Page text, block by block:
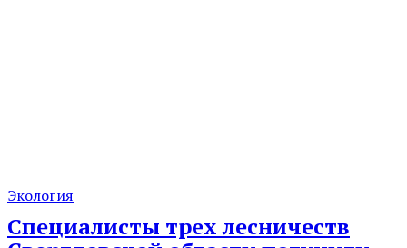
Экология
Специалисты трех лесничеств